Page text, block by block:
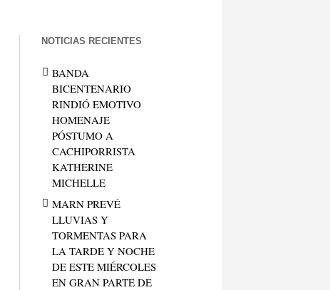
NOTICIAS RECIENTES
BANDA
BICENTENARIO
RINDIÓ EMOTIVO
HOMENAJE
PÓSTUMO A
CACHIPORRISTA
KATHERINE
MICHELLE
MARN PREVÉ
LLUVIAS Y
TORMENTAS PARA
LA TARDE Y NOCHE
DE ESTE MIÉRCOLES
EN GRAN PARTE DE